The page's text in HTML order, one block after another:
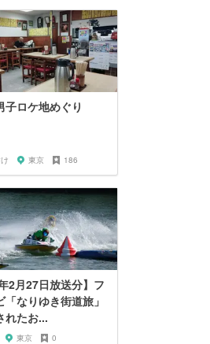
子ロケ地めぐり
東京 186
2月27日放送分】フ
「なりゆき街道旅」
れたお...
東京 0